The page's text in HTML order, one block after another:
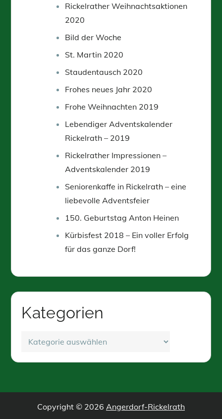
Rickelrather Weihnachtsaktionen
2020
Bild der Woche
St. Martin 2020
Staudentausch 2020
Frohes neues Jahr 2020
Frohe Weihnachten 2019
Lebendiger Adventskalender
Rickelrath – 2019
Rickelrather Impressionen –
Adventskalender 2019
Seniorenkaffe in Rickelrath – eine
liebevolle Adventsfeier
150. Geburtstag Anton Heinen
Kürbisfest 2018 – Ein voller Erfolg
für das ganze Dorf!
Kategorien
Kategorien
Copyright © 2026 Angerdorf-Rickelrath